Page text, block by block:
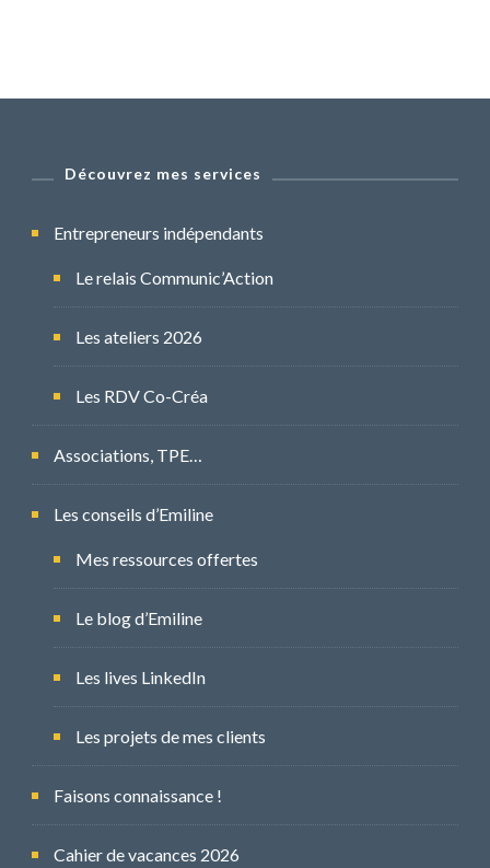
Découvrez mes services
Entrepreneurs indépendants
Le relais Communic’Action
Les ateliers 2026
Les RDV Co-Créa
Associations, TPE…
Les conseils d’Emiline
Mes ressources offertes
Le blog d’Emiline
Les lives LinkedIn
Les projets de mes clients
Faisons connaissance !
Cahier de vacances 2026